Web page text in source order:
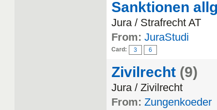
Sanktionen
Jura / Strafrecht AT
From: JuraStudi
Card: 3 6
Zivilrecht (9)
Jura / Zivilrecht
From: Zungenkoeder